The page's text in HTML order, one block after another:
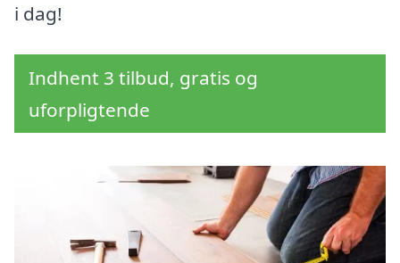
i dag!
Indhent 3 tilbud, gratis og
uforpligtende